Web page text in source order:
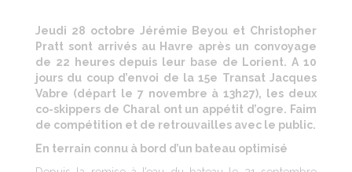
Jeudi 28 octobre Jérémie Beyou et Christopher
Pratt sont arrivés au Havre après un convoyage
de 22 heures depuis leur base de Lorient. A 10
jours du coup d’envoi de la 15e Transat Jacques
Vabre (départ le 7 novembre à 13h27), les deux
co-skippers de Charal ont un appétit d’ogre. Faim
de compétition et de retrouvailles avec le public.
En terrain connu à bord d’un bateau optimisé